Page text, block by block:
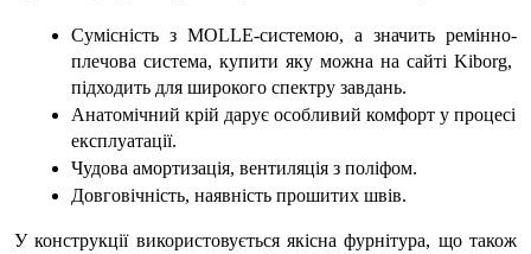
Сумісність з MOLLE-системою, а значить ремінно-
плечова система, купити яку можна на сайті Kiborg,
підходить для широкого спектру завдань.
Анатомічний крій дарує особливий комфорт у процесі
експлуатації.
Чудова амортизація, вентиляція з поліфом.
Довговічність, наявність прошитих швів.
У конструкції використовується якісна фурнітура, що також